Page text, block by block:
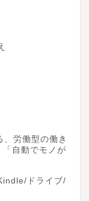
労働型の働き
自動でモノが
ドライブ/